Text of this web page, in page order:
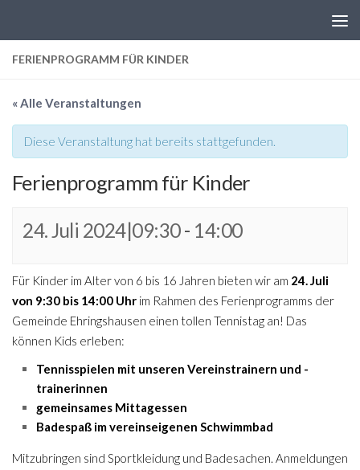
FERIENPROGRAMM FÜR KINDER
« Alle Veranstaltungen
Diese Veranstaltung hat bereits stattgefunden.
Ferienprogramm für Kinder
24. Juli 2024|09:30- 14:00
Für Kinder im Alter von 6 bis 16 Jahren bieten wir am 24. Juli
von 9:30 bis 14:00 Uhr im Rahmen des Ferienprogramms der
Gemeinde Ehringshausen einen tollen Tennistag an! Das
können Kids erleben:
Tennisspielen mit unseren Vereinstrainern und -
trainerinnen
gemeinsames Mittagessen
Badespaß im vereinseigenen Schwimmbad
Mitzubringen sind Sportkleidung und Badesachen. Anmeldungen